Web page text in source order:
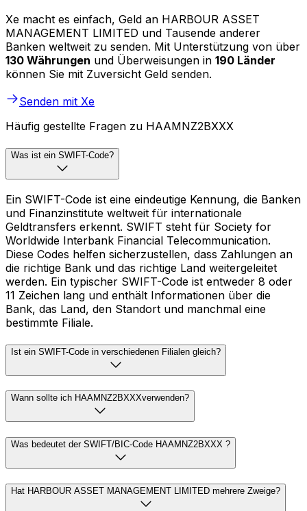
Xe macht es einfach, Geld an HARBOUR ASSET
MANAGEMENT LIMITED und Tausende anderer
Banken weltweit zu senden. Mit Unterstützung von über
130 Währungen und Überweisungen in 190 Länder
können Sie mit Zuversicht Geld senden.
Senden mit Xe
Häufig gestellte Fragen zu HAAMNZ2BXXX
Was ist ein SWIFT-Code?
Ein SWIFT-Code ist eine eindeutige Kennung, die Banken
und Finanzinstitute weltweit für internationale
Geldtransfers erkennt. SWIFT steht für Society for
Worldwide Interbank Financial Telecommunication.
Diese Codes helfen sicherzustellen, dass Zahlungen an
die richtige Bank und das richtige Land weitergeleitet
werden. Ein typischer SWIFT-Code ist entweder 8 oder
11 Zeichen lang und enthält Informationen über die
Bank, das Land, den Standort und manchmal eine
bestimmte Filiale.
Ist ein SWIFT-Code in verschiedenen Filialen gleich?
Wann sollte ich HAAMNZ2BXXXverwenden?
Was bedeutet der SWIFT/BIC-Code HAAMNZ2BXXX ?
Hat HARBOUR ASSET MANAGEMENT LIMITED mehrere Zweige?